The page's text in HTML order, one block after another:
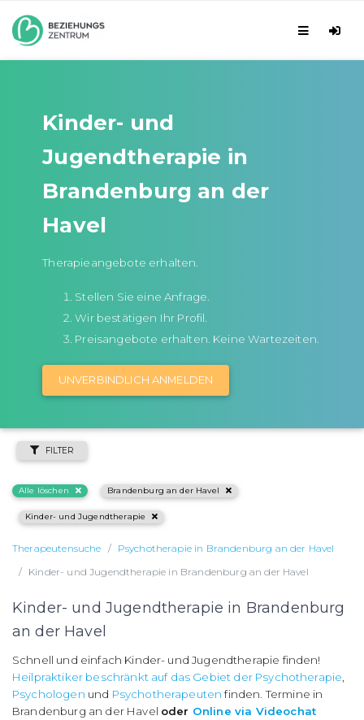
Kinder- und
Jugendtherapie in
Brandenburg an der
Havel
Therapieangebote erhalten.
Stellen Sie eine Anfrage.
Wir bestätigen Ihr Profil.
Preisangebote erhalten. Keine Wartezeiten.
UNVERBINDLICH ANMELDEN
FILTER
Alle löschen Brandenburg an der Havel
Kinder- und Jugendtherapie
Therapeutensuche
Psychotherapie in Brandenburg an der Havel
Kinder- und Jugendtherapie in Brandenburg an der Havel
Kinder- und Jugendtherapie in Brandenburg
an der Havel
Schnell und einfach Kinder- und Jugendtherapie finden!
Heilpraktiker beschränkt auf das Gebiet der Psychotherapie
Psychologen und Psychotherapeuten finden. Termine in
Brandenburg an der Havel oder Online via Videochat